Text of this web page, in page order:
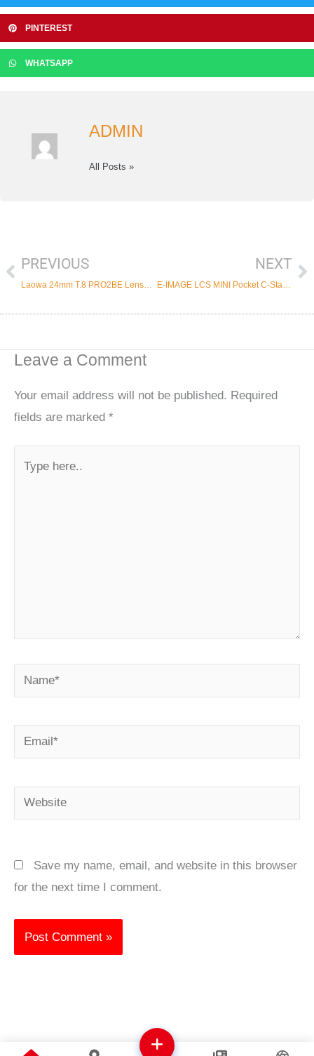
PINTEREST
WHATSAPP
ADMIN
All Posts »
PrevPREVIOUS NEXT
Leave a Comment
Your email address will not be published. Required
fields are marked *
Name*
Email*
Website
Save my name, email, and website in this browser
for the next time I comment.